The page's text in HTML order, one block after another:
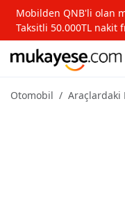
Mobilden QNB'li olan
Taksitli 50.000TL nakit
Otomobil Araçlardaki